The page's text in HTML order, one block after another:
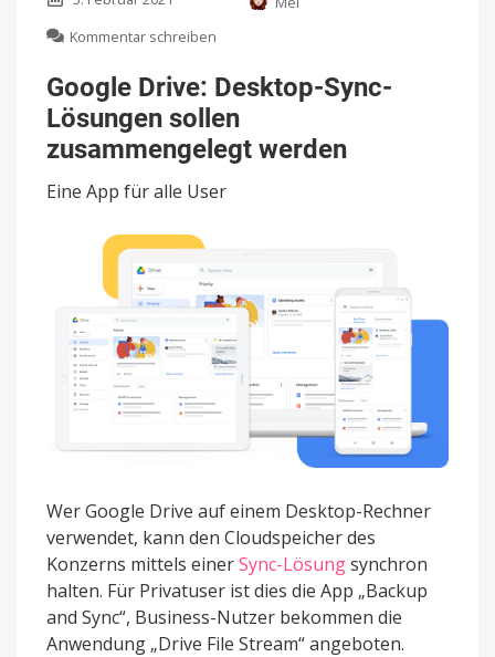
Kommentar schreiben
Drive:
Desktop-
Sync-
Lösungen
sollen
zusammengelegt
Google Drive: Desktop-Sync-
Lösungen sollen
zusammengelegt werden
Eine App für alle User
Wer Google Drive auf einem Desktop-Rechner
verwendet, kann den Cloudspeicher des
Konzerns mittels einerSync-Lösungsynchron
halten. Für Privatuser ist dies die App „Backup
and Sync“, Business-Nutzer bekommen die
Anwendung „Drive File Stream“ angeboten.